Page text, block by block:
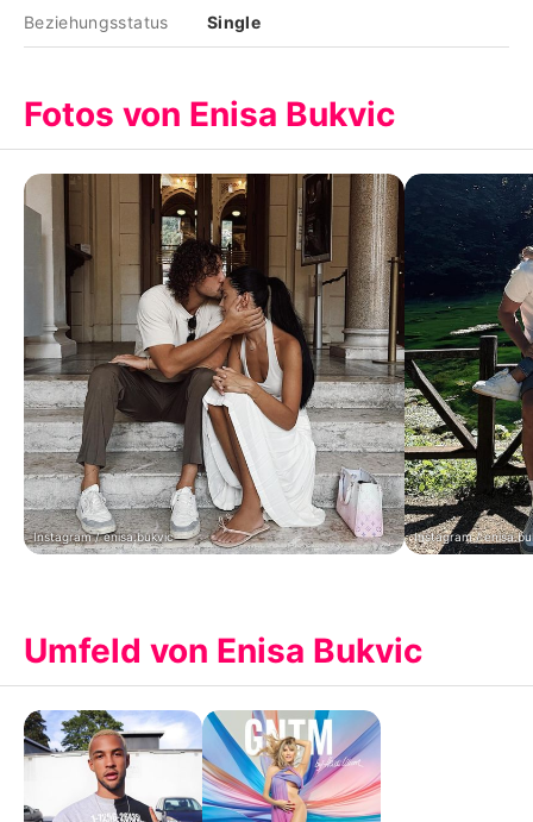
Beziehungsstatus Single
Fotos von Enisa Bukvic
Instagram / enisa.bukvic Instagram /
Umfeld von Enisa Bukvic